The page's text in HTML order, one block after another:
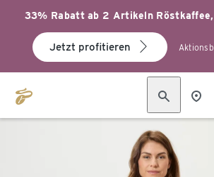
33% Rabatt ab 2 Artikeln Röstkaffee,
Jetzt profitieren